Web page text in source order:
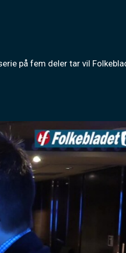
på fem deler tar vil